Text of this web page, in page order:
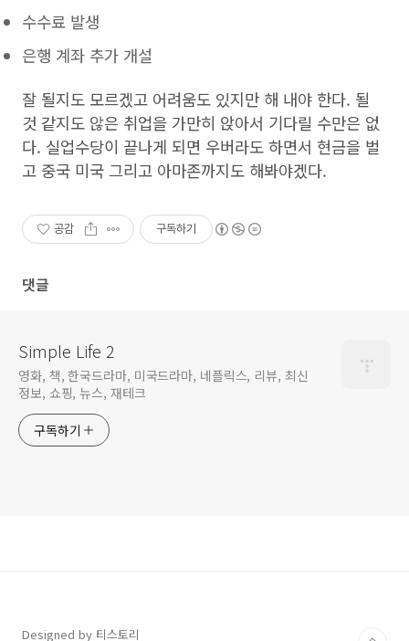
수수료 발생
은행 계좌 추가 개설
잘 될지도 모르겠고 어려움도 있지만 해 내야 한다. 될
것 같지도 않은 취업을 가만히 앉아서 기다릴 수만은 없
다. 실업수당이 끝나게 되면 우버라도 하면서 현금을 벌
고 중국 미국 그리고 아마존까지도 해봐야겠다.
공감 구독하기
댓글
Simple Life 2
영화, 책, 한국드라마, 미국드라마, 네플릭스, 리뷰, 최신
정보, 쇼핑, 뉴스, 재테크
구독하기
Designed by 티스토리